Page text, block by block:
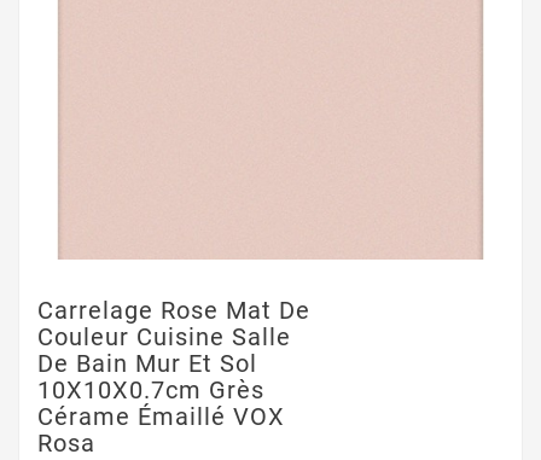
Carrelage Rose Mat De
Couleur Cuisine Salle
De Bain Mur Et Sol
10X10X0.7cm Grès
Cérame Émaillé VOX
Rosa